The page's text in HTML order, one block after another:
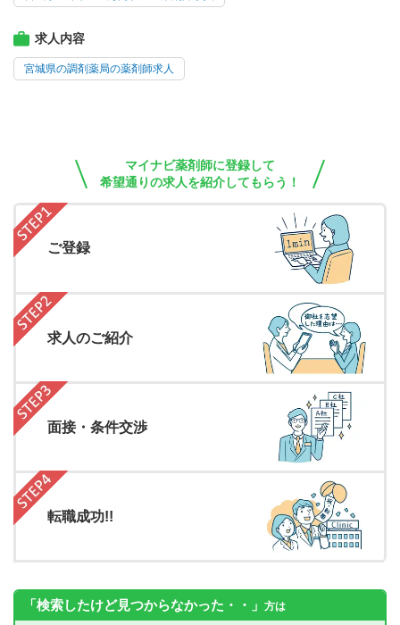
求人内容
宮城県の調剤薬局の薬剤師求人
マイナビ薬剤師に登録して
希望通りの求人を紹介してもらう！
ご登録
求人のご紹介
面接・条件交渉
転職成功!!
「検索したけど見つからなかった・・」 方は